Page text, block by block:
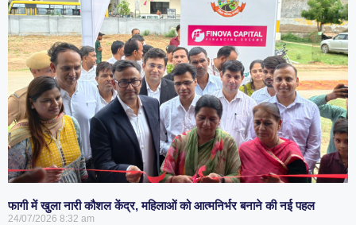
फागी में खुला नारी कौशल केंद्र, महिलाओं को आत्मनिर्भर बनाने की नई पहल
24/07/2026 8:32 am